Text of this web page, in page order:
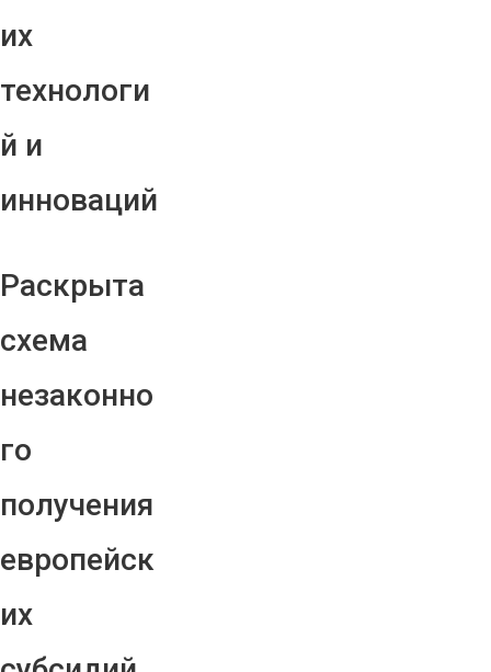
их
технологи
й и
инноваций
Раскрыта
схема
незаконно
го
получения
европейск
их